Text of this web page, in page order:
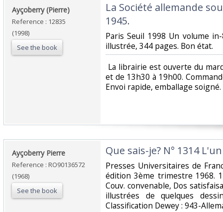
‎Ayçoberry (Pierre)‎
Reference : 12835
(1998)
See the book
‎La Société allemande
1945. ‎
‎Paris Seuil 1998 Un volume
illustrée, 344 pages. Bon état. ‎
La librairie est ouverte du
et de 13h30 à 19h00.
Envoi rapide, emballage soigné. ‎
‎Ayçoberry Pierre‎
Reference : RO90136572
(1968)
See the book
‎Que sais-je? N° 1314
‎Presses Universitaires de
édition 3ème trimestre 1968.
Couv. convenable, Dos
illustrées de quelques
Classification Dewey : 943-